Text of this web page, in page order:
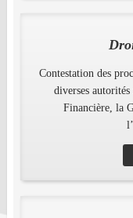
Contestation des
diverses
Financière, la